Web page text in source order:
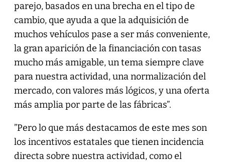
parejo, basados en una brecha en el tipo de
cambio, que ayuda a que la adquisición de
muchos vehículos pase a ser más conveniente,
la gran aparición de la financiación con tasas
mucho más amigable, un tema siempre clave
para nuestra actividad, una normalización del
mercado, con valores más lógicos, y una oferta
más amplia por parte de las fábricas”.
”Pero lo que más destacamos de este mes son
los incentivos estatales que tienen incidencia
directa sobre nuestra actividad, como el